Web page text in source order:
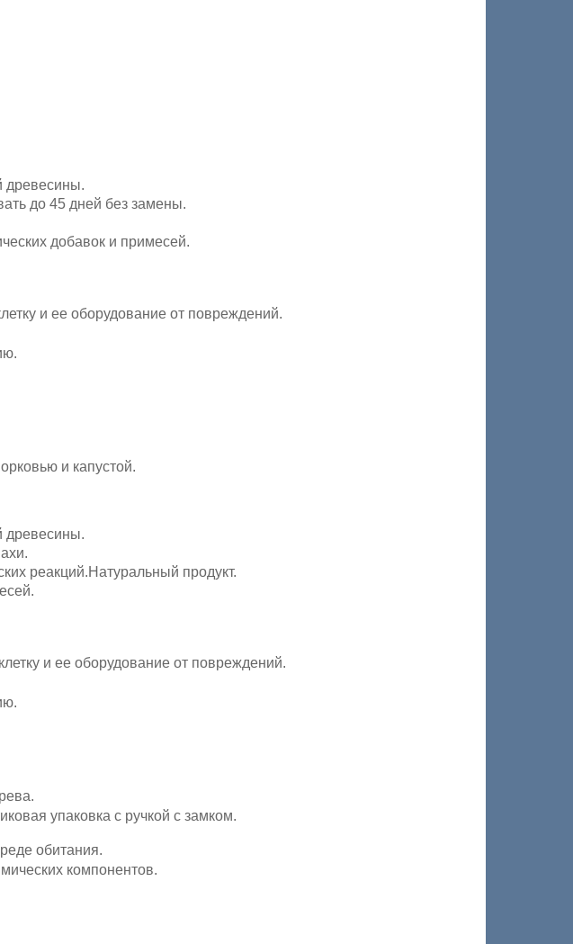
древесины.
до 45 дней без замены.
добавок и примесей.
и ее оборудование от повреждений.
и капустой.
древесины.
реакций.Натуральный продукт.
и ее оборудование от повреждений.
упаковка с ручкой с замком.
обитания.
компонентов.